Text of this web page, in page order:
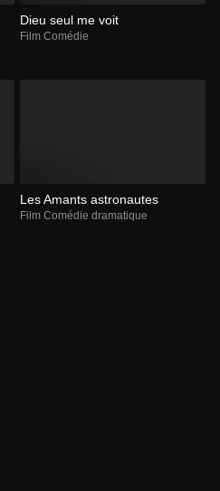
Dieu seul me voit
Film Comédie
Les Amants astronautes
Film Comédie dramatique